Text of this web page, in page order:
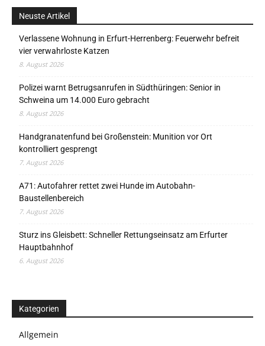
Neuste Artikel
Verlassene Wohnung in Erfurt-Herrenberg: Feuerwehr befreit
vier verwahrloste Katzen
8. August 2026
Polizei warnt Betrugsanrufen in Südthüringen: Senior in
Schweina um 14.000 Euro gebracht
8. August 2026
Handgranatenfund bei Großenstein: Munition vor Ort
kontrolliert gesprengt
7. August 2026
A71: Autofahrer rettet zwei Hunde im Autobahn-
Baustellenbereich
7. August 2026
Sturz ins Gleisbett: Schneller Rettungseinsatz am Erfurter
Hauptbahnhof
6. August 2026
Kategorien
Allgemein